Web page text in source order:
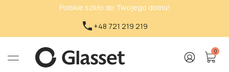
Polskie szkło do Twojego domu!
 +48 721 219 219
0